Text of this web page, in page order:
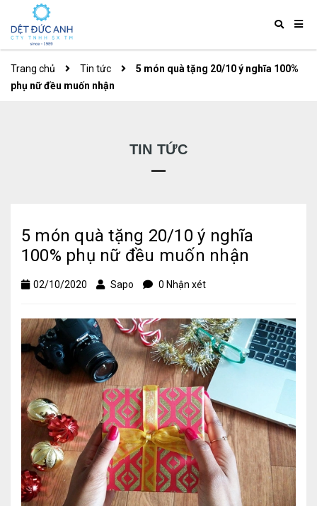
Trang chủ Tin tức
5 món quà tặng 20/10 ý nghĩa 100%
phụ nữ đều muốn nhận
TIN TỨC
5 món quà tặng 20/10 ý nghĩa
100% phụ nữ đều muốn nhận
02/10/2020 Sapo 0 Nhận xét